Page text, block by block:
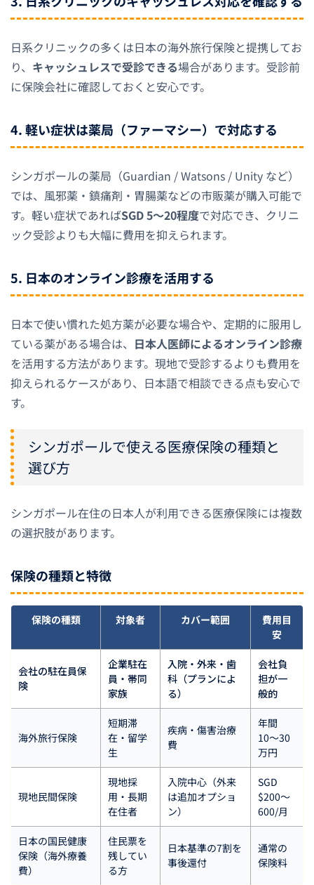
日系クリニックの多くは日本の海外旅行保険と提携してお
り、 キャッシュレスで受診できる場合があります。受診前
に保険会社に確認しておくと安心です。
4. 軽い症状は薬局（ファーマシー）で対応する
シンガポールの薬局（Guardian / Watsons / Unity など）
では、風邪薬・鎮痛剤・胃腸薬などの市販薬が購入可能で
す。軽い症状であればSGD 5〜20程度で対応でき、クリニ
ック受診よりも大幅に費用を抑えられます。
5. 日本のオンライン診療を活用する
日本で使い慣れた処方薬が必要な場合や、定期的に服用し
ている薬がある場合は、 日本人医師によるオンライン診療
を活用する方法があります。現地で受診するよりも費用を
抑えられるケースがあり、日本語で相談できる点も安心で
す。
シンガポールで使える医療保険の種類と
選び方
シンガポール在住の日本人が利用できる医療保険には複数
の選択肢があります。
保険の種類と特徴
保険の種類 対象者 カバー範囲
費用目
安
会社の駐在員保
険
企業駐在
員・帯同
家族
入院・外来・歯
科（プランによ
る）
会社負
担が一
般的
海外旅行保険
短期滞
在・留学
生
疾病・傷害治療
費
年間
10〜30
万円
現地民間保険
現地採
用・長期
在住者
入院中心（外来
は追加オプショ
ン）
SGD
$200〜
600/月
日本の国民健康
保険（海外療養
費）
住民票を
残してい
る方
日本基準の7割を
事後還付
通常の
保険料